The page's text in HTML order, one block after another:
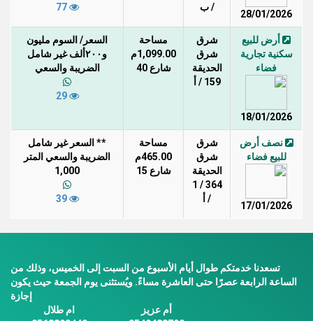
28/01/2026
/ ب
77
أرض للبيع
سكنية تجارية
فضاء
18/01/2026
شرق
شرق
الحديقة
159 / أ
مساحة
1,099.00م
شارع 40
السعر/ السوم مليون
و٢٠٠ألف غير شامل
الضريبة والسعي
29
نصف أرض
للبيع فضاء
17/01/2026
شرق
شرق
الحديقة
364 / 1
/ أ
مساحة
465.00م
شارع 15
** السعر غير شامل
الضريبة والسعي المتر
1,000
39
تسعدنا خدمتكم طوال أيام الأسبوع من السبت إلى الخميس، وذلك من
الساعة الرابعة عصرًا حتى العاشرة مساءً. ويُستثنى يوم الجمعة حيث يكون
إجازة
ام طلال
أم عزيز